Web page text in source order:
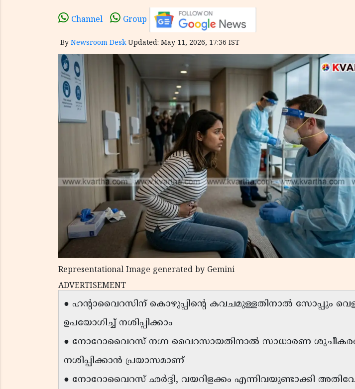
Channel Group
By Newsroom Desk Updated: May 11, 2026, 17:36 IST
Representational Image generated by Gemini
ADVERTISEMENT
● ഹന്റാവൈറസിന് കൊഴുപ്പിൻ്റെ കവചമുള്ളതിനാൽ സോപ്പും
ഉപയോഗിച്ച് നശിപ്പിക്കാം
● നോറോവൈറസ് നഗ്ന വൈറസായതിനാൽ സാധാരണ
നശിപ്പിക്കാൻ പ്രയാസമാണ്
● നോറോവൈറസ് ഛർദ്ദി, വയറിളക്കം എന്നിവയുണ്ടാക്കി